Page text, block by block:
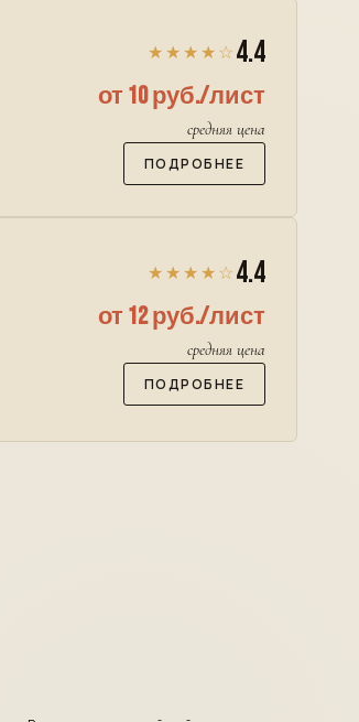
★★★★☆ 4.4
от 10 руб./лист
средняя цена
ПОДРОБНЕЕ
★★★★☆ 4.4
от 12 руб./лист
средняя цена
ПОДРОБНЕЕ